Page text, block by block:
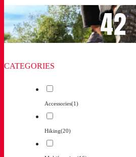
42
CATEGORIES
Accessories(1)
Hiking(20)